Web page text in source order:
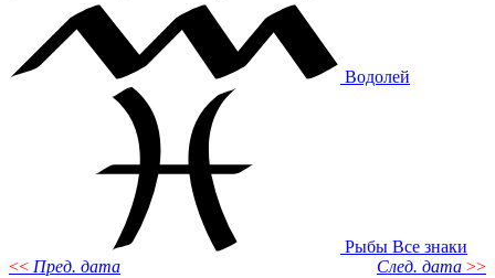
Водолей
Рыбы Все знаки
<< Пред. дата След. дата >>